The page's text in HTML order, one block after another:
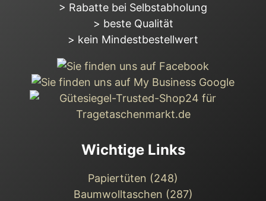
> Rabatte bei Selbstabholung
> beste Qualität
> kein Mindestbestellwert
Wichtige Links
Papiertüten (248)
Baumwolltaschen (287)